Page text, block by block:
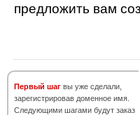
предложить вам
Первый шаг вы уже сделали,
зарегистрировав доменное имя.
Следующими шагами будут заказ